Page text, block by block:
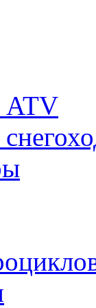
ATV